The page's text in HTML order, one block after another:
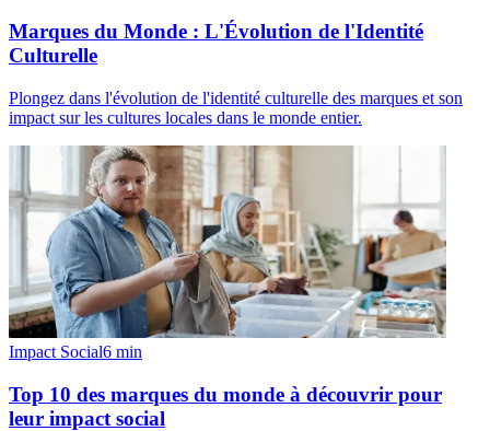
Marques du Monde : L'Évolution de l'Identité
Culturelle
Plongez dans l'évolution de l'identité culturelle des marques et son
impact sur les cultures locales dans le monde entier.
Impact Social6 min
Top 10 des marques du monde à découvrir pour
leur impact social